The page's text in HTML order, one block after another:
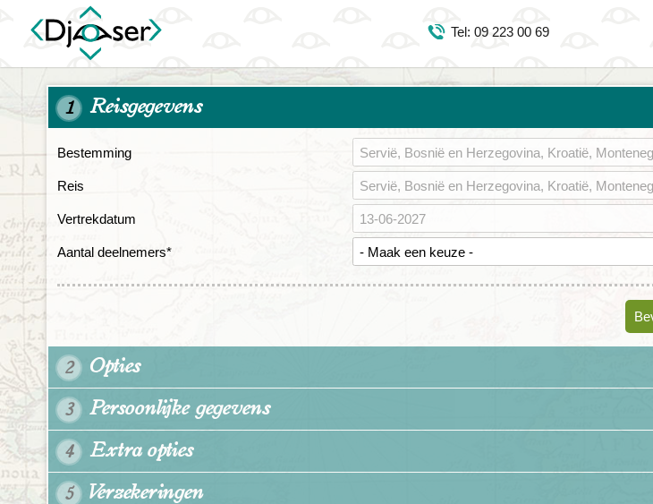
Tel: 09
https://
https://
Tel: 09 223 00 69
1 Reisgegevens
Bestemming
Reis
Vertrekdatum
Aantal deelnemers*
2 Opties
3 Persoonlijke gegevens
4 Extra opties
5 Verzekeringen